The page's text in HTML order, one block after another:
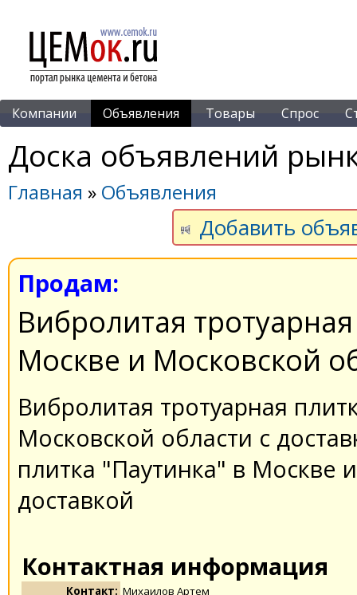
Компании Объявления Товары Спрос
Доска объявлений
Главная » Объявления
Добавить
Продам:
Вибролитая
Москве и Московской
Вибролитая тротуарная
Московской области с
плитка "Паутинка" в Москве
доставкой
Контактная информация
Контакт: Михаилов Артем